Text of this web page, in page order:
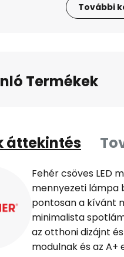
További
Termékek
áttekintés
Fehér csöves LED
mennyezeti lámpa
pontosan a kívánt
minimalista
az otthoni dizájnt
modulnak és az